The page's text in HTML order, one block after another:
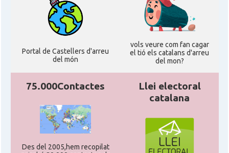
Portal de Castellers d'arreu
del món
vols veure com fan cagar
el tió els catalans d'arreu
del mon?
75.000Contactes
Des del 2005,hem recopilat
Llei electoral
catalana